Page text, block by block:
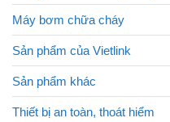
Máy bơm chữa cháy
Sản phẩm của Vietlink
Sản phẩm khác
Thiết bị an toàn, thoát hiểm